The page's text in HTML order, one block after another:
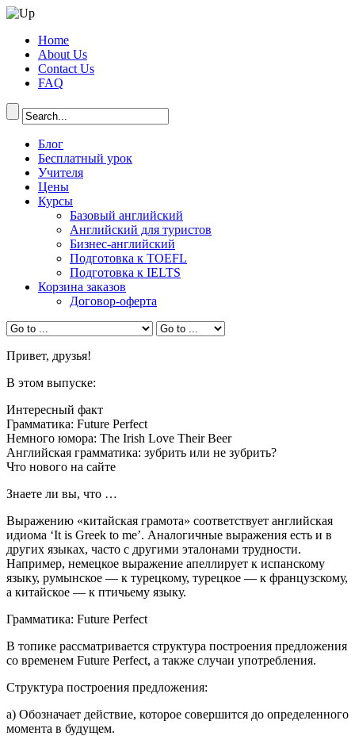
Home
About Us
Contact Us
FAQ
Блог
Бесплатный урок
Учителя
Цены
Курсы
Базовый английский
Английский для туристов
Бизнес-английский
Подготовка к TOEFL
Подготовка к IELTS
Корзина заказов
Договор-оферта
Привет, друзья!
В этом выпуске:
Интересный факт
Грамматика: Future Perfect
Немного юмора: The Irish Love Their Beer
Английская грамматика: зубрить или не зубрить?
Что нового на сайте
Знаете ли вы, что …
Выражению «китайская грамота» соответствует английская
идиома ‘It is Greek to me’. Аналогичные выражения есть и в
других языках, часто с другими эталонами трудности.
Например, немецкое выражение апеллирует к испанскому
языку, румынское — к турецкому, турецкое — к французскому,
а китайское — к птичьему языку.
Грамматика: Future Perfect
В топике рассматривается структура построения предложения
со временем Future Perfect, а также случаи употребления.
Структура построения предложения:
а) Обозначает действие, которое совершится до определенного
момента в будущем.